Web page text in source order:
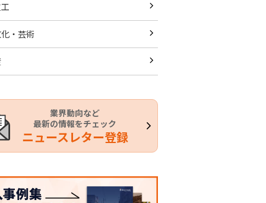
・芸術
業界動向など
最新の情報をチェック
ニュースレター登録